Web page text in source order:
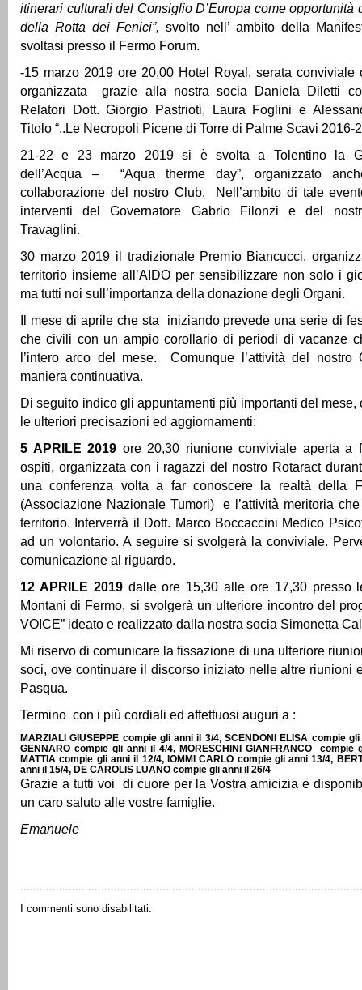
itinerari culturali del Consiglio D’Europa come opportunità
della Rotta dei Fenici”, svolto nell’ ambito della
svoltasi presso il Fermo Forum.
-15 marzo 2019 ore 20,00 Hotel Royal, serata conviviale
organizzata grazie alla nostra socia Daniela Diletti
Relatori Dott. Giorgio Pastrioti, Laura Foglini e
Titolo “..Le Necropoli Picene di Torre di Palme Scavi 2016-
21-22 e 23 marzo 2019 si è svolta a Tolentino la
dell’Acqua – “Aqua therme day”, organizzato
collaborazione del nostro Club. Nell’ambito di tale
interventi del Governatore Gabrio Filonzi e del
Travaglini.
30 marzo 2019 il tradizionale Premio Biancucci,
territorio insieme all’AIDO per sensibilizzare non solo i
ma tutti noi sull’importanza della donazione degli Organi.
Il mese di aprile che sta iniziando prevede una serie di
che civili con un ampio corollario di periodi di vacanze
l’intero arco del mese. Comunque l’attività del nostro
maniera continuativa.
Di seguito indico gli appuntamenti più importanti del mese,
le ulteriori precisazioni ed aggiornamenti:
5 APRILE 2019 ore 20,30 riunione conviviale aperta a
ospiti, organizzata con i ragazzi del nostro Rotaract
una conferenza volta a far conoscere la realtà della
(Associazione Nazionale Tumori) e l’attività meritoria
territorio. Interverrà il Dott. Marco Boccaccini Medico
ad un volontario. A seguire si svolgerà la conviviale.
comunicazione al riguardo.
12 APRILE 2019dalle ore 15,30 alle ore 17,30 presso
Montani di Fermo, si svolgerà un ulteriore incontro del
VOICE” ideato e realizzato dalla nostra socia Simonetta
Mi riservo di comunicare la fissazione di una ulteriore
soci, ove continuare il discorso iniziato nelle altre riunioni
Pasqua.
Termino con i più cordiali ed affettuosi auguri a :
MARZIALI GIUSEPPE compie gli anni il 3/4, SCENDONI ELISA compie
GENNARO compie gli anni il 4/4, MORESCHINI GIANFRANCO compie
MATTIA compie gli anni il 12/4, IOMMI CARLO compie gli anni 13/4,
anni il 15/4, DE CAROLIS LUANO compie gli anni il 26/4
Grazie a tutti voi di cuore per la Vostra amicizia e
un caro saluto alle vostre famiglie.
Emanuele
I commenti sono disabilitati.